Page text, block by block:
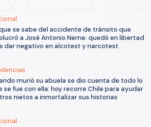
se sabe del accidente de tránsito que
a José Antonio Neme: quedó en libertad
dar negativo en alcotest y narcotest
murió su abuela se dio cuenta de todo lo
se fue con ella: hoy recorre Chile para ayudar
nietos a inmortalizar sus historias